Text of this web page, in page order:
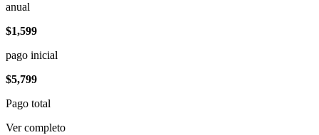
anual
$1,599
pago inicial
$5,799
Pago total
Ver completo